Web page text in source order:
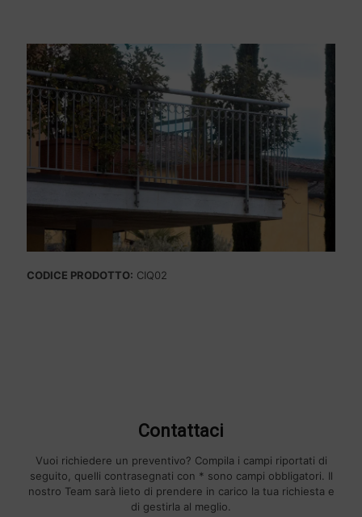
CODICE PRODOTTO: CIQ02
Contattaci
Vuoi richiedere un preventivo? Compila i campi riportati di
seguito, quelli contrasegnati con * sono campi obbligatori. Il
nostro Team sarà lieto di prendere in carico la tua richiesta e
di gestirla al meglio.